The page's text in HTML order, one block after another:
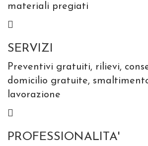
materiali pregiati
SERVIZI
Preventivi gratuiti, rilievi,
domicilio gratuite,
lavorazione
PROFESSIONALITA'